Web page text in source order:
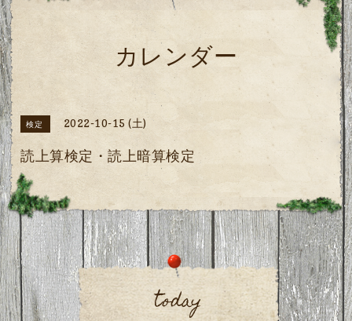
カレンダー
検定 2022-10-15 (土)
読上算検定・読上暗算検定
today